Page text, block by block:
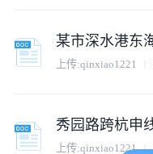
某市深水港东
上传:qinxiao1221
秀园路跨杭申
上传:qinxiao1221